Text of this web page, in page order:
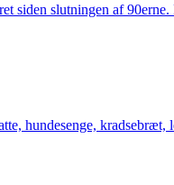
siden slutningen af
hundesenge,